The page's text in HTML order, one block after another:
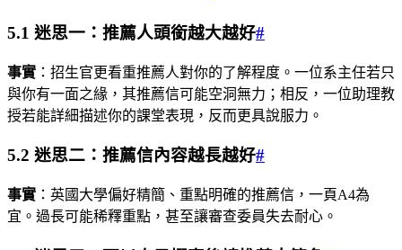
5.1 迷思一：推薦人頭銜越大越好#
事實 ：招生官更看重推薦人對你的了解程度。一位系主任若只
與你有一面之緣，其推薦信可能空洞無力；相反，一位助理教
授若能詳細描述你的課堂表現，反而更具說服力。
5.2 迷思二：推薦信內容越長越好#
事實 ：英國大學偏好精簡、重點明確的推薦信，一頁A4為
宜。過長可能稀釋重點，甚至讓審查委員失去耐心。